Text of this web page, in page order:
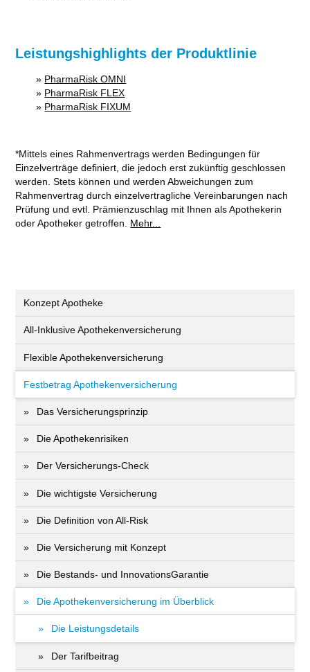
Leistungshighlights der Produktlinie
» PharmaRisk OMNI
» PharmaRisk FLEX
» PharmaRisk FIXUM
*Mittels eines Rahmenvertrags werden Bedingungen für
Einzelverträge definiert, die jedoch erst zukünftig geschlossen
werden. Stets können und werden Abweichungen zum
Rahmenvertrag durch einzelvertragliche Vereinbarungen nach
Prüfung und evtl. Prämienzuschlag mit Ihnen als Apothekerin
oder Apotheker getroffen. Mehr...
Konzept Apotheke
All-Inklusive Apothekenversicherung
Flexible Apothekenversicherung
Festbetrag Apothekenversicherung
Das Versicherungsprinzip
Die Apothekenrisiken
Der Versicherungs-Check
Die wichtigste Versicherung
Die Definition von All-Risk
Die Versicherung mit Konzept
Die Bestands- und InnovationsGarantie
Die Apothekenversicherung im Überblick
Die Leistungsdetails
Der Tarifbeitrag